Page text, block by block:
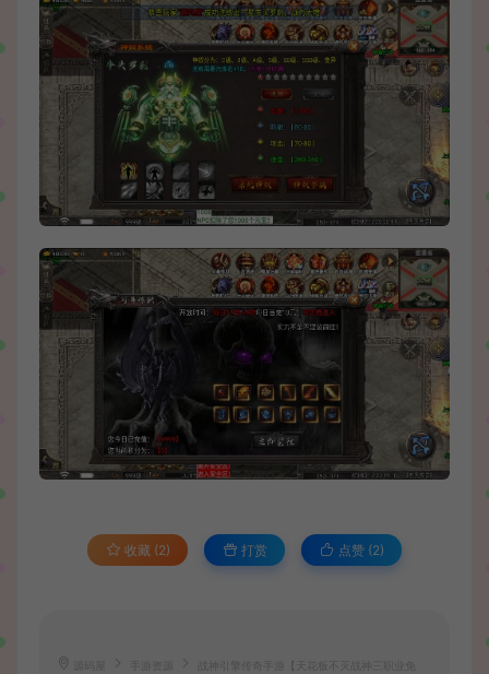
收藏 (2) 打赏 点赞 (2)
手游资源
战神引擎传奇手游【天花板不灭战神三职业免